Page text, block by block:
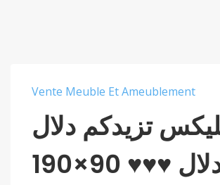
Vente Meuble Et Ameublement
تزيدكم دلال
على دلال ♥️♥️♥️ 90×190